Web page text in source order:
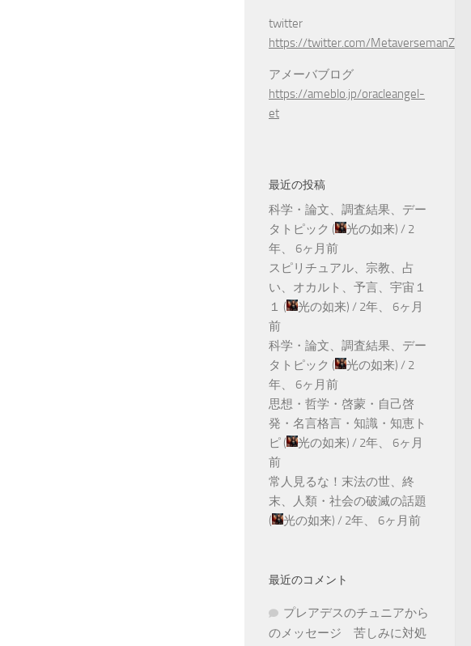
twitter
https://twitter.com/MetaversemanZ
アメーバブログ
https://ameblo.jp/oracleangel-
et
最近の投稿
科学・論文、調査結果、デー
タトピック ( 光の如来) / 2
年、 6ヶ月前
スピリチュアル、宗教、占
い、オカルト、予言、宇宙１
１ ( 光の如来) / 2年、 6ヶ月
前
科学・論文、調査結果、デー
タトピック ( 光の如来) / 2
年、 6ヶ月前
思想・哲学・啓蒙・自己啓
発・名言格言・知識・知恵ト
ピ ( 光の如来) / 2年、 6ヶ月
前
常人見るな！末法の世、終
末、人類・社会の破滅の話題
(
光の如来) / 2年、 6ヶ月前
最近のコメント
プレアデスのチュニアから
のメッセージ 苦しみに対処